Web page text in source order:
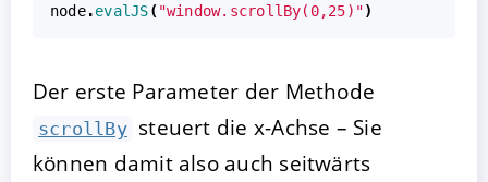
node.evalJS("window.scrollBy(0,25)")
Der erste Parameter der Methode
scrollBy steuert die x-Achse – Sie
können damit also auch seitwärts